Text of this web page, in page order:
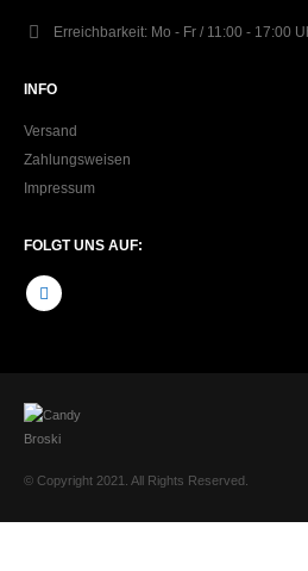
Erreichbarkeit: Mo - Fr / 11:00 - 17:00
INFO
Versand
Zahlungsweisen
Impressum
FOLGT UNS AUF:
© Copyright 2021. All Rights Reserved.